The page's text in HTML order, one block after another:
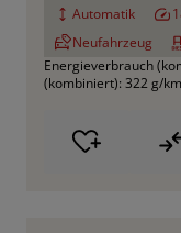
Automatik
Neufahrzeug
Energieverbrauch
(kombiniert): 322 g/km